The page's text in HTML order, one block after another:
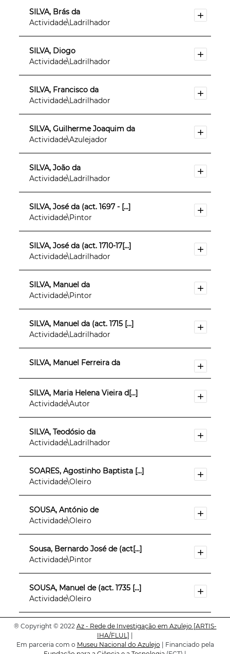
SILVA, Brás da
Actividade\Ladrilhador
SILVA, Diogo
Actividade\Ladrilhador
SILVA, Francisco da
Actividade\Ladrilhador
SILVA, Guilherme Joaquim da
Actividade\Azulejador
SILVA, João da
Actividade\Ladrilhador
SILVA, José da (act. 1697 - [...]
Actividade\Pintor
SILVA, José da (act. 1710-17[...]
Actividade\Ladrilhador
SILVA, Manuel da
Actividade\Pintor
SILVA, Manuel da (act. 1715 [...]
Actividade\Ladrilhador
SILVA, Manuel Ferreira da
SILVA, Maria Helena Vieira d[...]
Actividade\Autor
SILVA, Teodósio da
Actividade\Ladrilhador
SOARES, Agostinho Baptista [...]
Actividade\Oleiro
SOUSA, António de
Actividade\Oleiro
Sousa, Bernardo José de (act[...]
Actividade\Pintor
SOUSA, Manuel de (act. 1735 [...]
Actividade\Oleiro
SOUSA, Pantaleão de (act. 1[...]
® Copyright © 2022 Az - Rede de Investigação em Azulejo [ARTIS-
IHA/FLUL]
Em parceria com o Museu Nacional do Azulejo | Financiado pela